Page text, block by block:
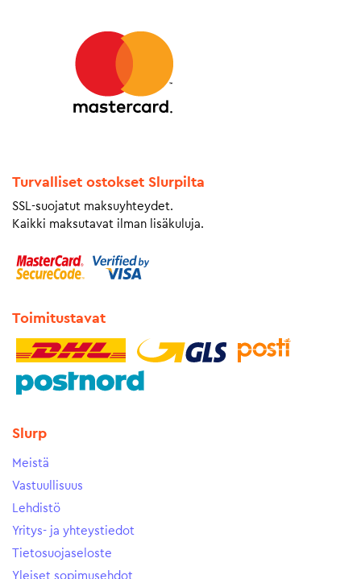
Turvalliset ostokset Slurpilta
SSL-suojatut maksuyhteydet.
Kaikki maksutavat ilman lisäkuluja.
Toimitustavat
Slurp
Meistä
Vastuullisuus
Lehdistö
Yritys- ja yhteystiedot
Tietosuojaseloste
Yleiset sopimusehdot